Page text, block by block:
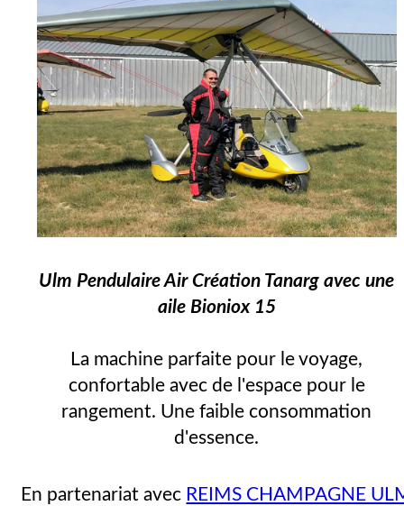
Ulm Pendulaire Air Création Tanarg avec une
aile Bioniox 15
La machine parfaite pour le voyage,
confortable avec de l'espace pour le
rangement. Une faible consommation
d'essence.
En partenariat avec REIMS CHAMPAGNE